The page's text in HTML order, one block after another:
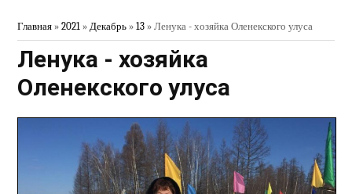
Главная »2021 » Декабрь » 13 » Ленука - хозяйка Оленекского улуса
Ленука - хозяйка
Оленекского улуса